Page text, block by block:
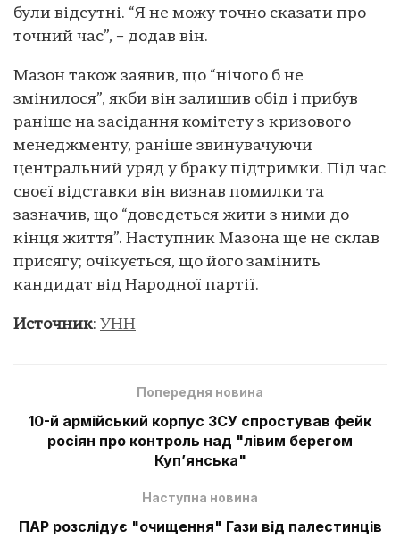
були відсутні. “Я не можу точно сказати про
точний час”, – додав він.
Мазон також заявив, що “нічого б не
змінилося”, якби він залишив обід і прибув
раніше на засідання комітету з кризового
менеджменту, раніше звинувачуючи
центральний уряд у браку підтримки. Під час
своєї відставки він визнав помилки та
зазначив, що “доведеться жити з ними до
кінця життя”. Наступник Мазона ще не склав
присягу; очікується, що його замінить
кандидат від Народної партії.
Источник: УНН
Попередня новина
10-й армійський корпус ЗСУ спростував фейк
росіян про контроль над "лівим берегом
Куп’янська"
Наступна новина
ПАР розслідує "очищення" Гази від палестинців